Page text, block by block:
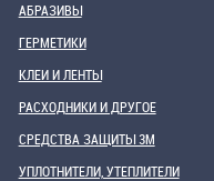
АБРАЗИВЫ
ГЕРМЕТИКИ
КЛЕИ И ЛЕНТЫ
РАСХОДНИКИ И ДРУГОЕ
СРЕДСТВА ЗАЩИТЫ 3М
УПЛОТНИТЕЛИ, УТЕПЛИТЕЛИ